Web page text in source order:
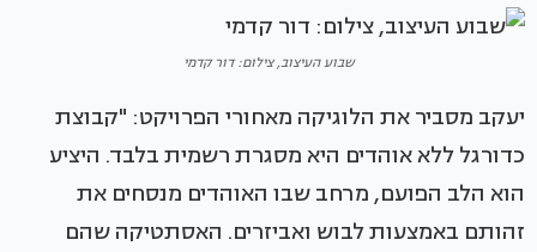
שבוע העיצוב, צילום: דור קדמי
יעקב מסביר את הלוגיקה מאחורי הפרויקט: "קבוצת
כדורגל ללא אוהדים היא מסגרת רשמית בלבד. היציע
הוא הלב הפועם, מרחב שבו האוהדים מנסחים את
זהותם באמצעות לבוש ואביזרים. האסתטיקה שהם